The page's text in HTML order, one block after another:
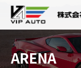
ARENA